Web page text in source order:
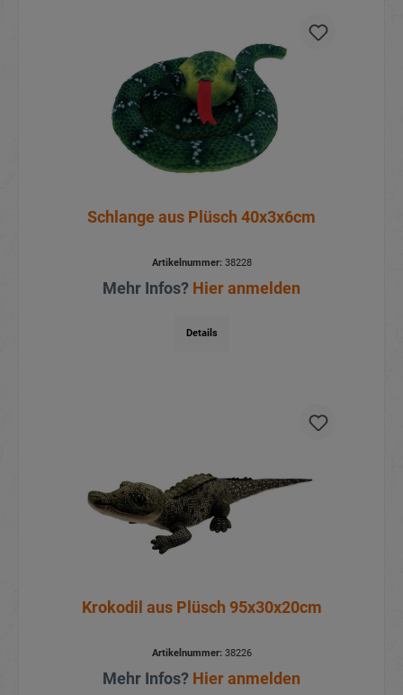
Schlange aus Plüsch 40x3x6cm
Artikelnummer:38228
Mehr Infos? Hier anmelden
Details
Krokodil aus Plüsch 95x30x20cm
Artikelnummer:38226
Mehr Infos? Hier anmelden